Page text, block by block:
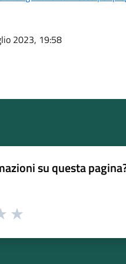
2023, 19:58
su questa